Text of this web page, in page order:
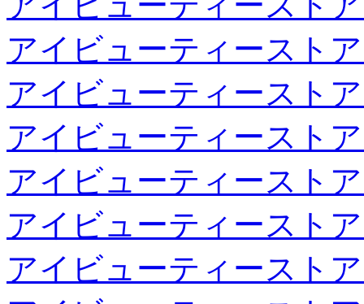
アイビューティースト
アイビューティースト
アイビューティースト
アイビューティースト
アイビューティースト
アイビューティースト